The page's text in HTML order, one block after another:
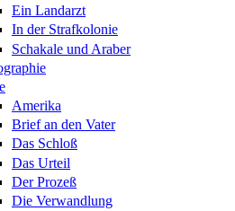
Ein Landarzt
In der Strafkolonie
Schakale und Araber
Amerika
Brief an den Vater
Das Schloß
Das Urteil
Der Prozeß
Die Verwandlung